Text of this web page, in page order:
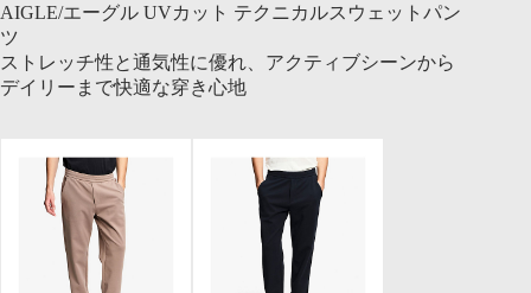
AIGLE/エーグル UVカット テクニカルスウェットパン
ツ
ストレッチ性と通気性に優れ、アクティブシーンから
デイリーまで快適な穿き心地